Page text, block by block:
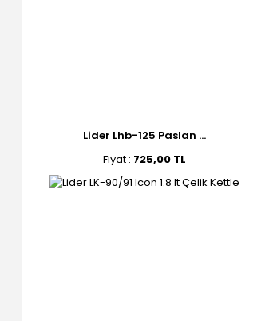
Lider Lhb-125 Paslan ...
Fiyat : 725,00 TL